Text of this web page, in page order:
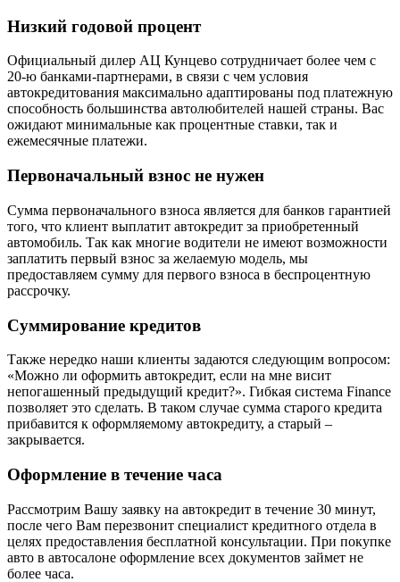
Низкий годовой процент
Официальный дилер АЦ Кунцево сотрудничает более чем с
20-ю банками-партнерами, в связи с чем условия
автокредитования максимально адаптированы под платежную
способность большинства автолюбителей нашей страны. Вас
ожидают минимальные как процентные ставки, так и
ежемесячные платежи.
Первоначальный взнос не нужен
Сумма первоначального взноса является для банков гарантией
того, что клиент выплатит автокредит за приобретенный
автомобиль. Так как многие водители не имеют возможности
заплатить первый взнос за желаемую модель, мы
предоставляем сумму для первого взноса в беспроцентную
рассрочку.
Суммирование кредитов
Также нередко наши клиенты задаются следующим вопросом:
«Можно ли оформить автокредит, если на мне висит
непогашенный предыдущий кредит?». Гибкая система Finance
позволяет это сделать. В таком случае сумма старого кредита
прибавится к оформляемому автокредиту, а старый –
закрывается.
Оформление в течение часа
Рассмотрим Вашу заявку на автокредит в течение 30 минут,
после чего Вам перезвонит специалист кредитного отдела в
целях предоставления бесплатной консультации. При покупке
авто в автосалоне оформление всех документов займет не
более часа.